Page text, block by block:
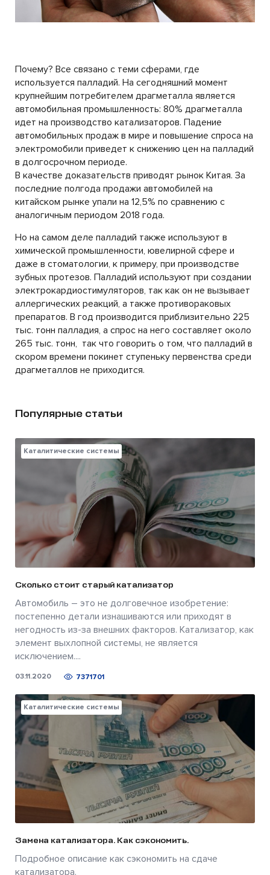
Почему? Все связано с теми сферами, где
используется палладий. На сегодняшний момент
крупнейшим потребителем драгметалла является
автомобильная промышленность: 80% драгметалла
идет на производство катализаторов. Падение
автомобильных продаж в мире и повышение спроса на
электромобили приведет к снижению цен на палладий
в долгосрочном периоде.
В качестве доказательств приводят рынок Китая. За
последние полгода продажи автомобилей на
китайском рынке упали на 12,5% по сравнению с
аналогичным периодом 2018 года.
Но на самом деле палладий также используют в
химической промышленности, ювелирной сфере и
даже в стоматологии, к примеру, при производстве
зубных протезов. Палладий используют при создании
электрокардиостимуляторов, так как он не вызывает
аллергических реакций, а также противораковых
препаратов. В год производится приблизительно 225
тыс. тонн палладия, а спрос на него составляет около
265 тыс. тонн, так что говорить о том, что палладий в
скором времени покинет ступеньку первенства среди
драгметаллов не приходится.
Популярные статьи
Каталитические системы
Сколько стоит старый катализатор
Автомобиль – это не долговечное изобретение:
постепенно детали изнашиваются или приходят в
негодность из-за внешних факторов. Катализатор, как
элемент выхлопной системы, не является
исключением....
03.11.2020 7371701
Каталитические системы
Замена катализатора. Как сэкономить.
Подробное описание как сэкономить на сдаче
катализатора.